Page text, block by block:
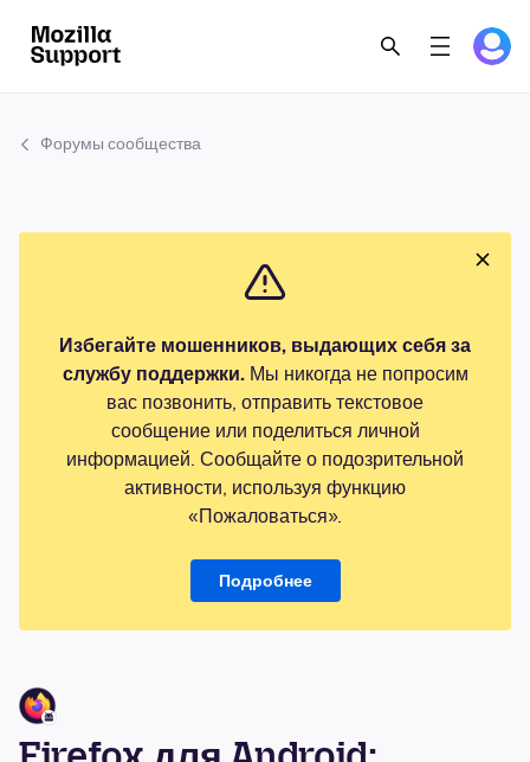
Форумы сообщества
Избегайте мошенников, выдающих себя за
службу поддержки.Мы никогда не попросим
вас позвонить, отправить текстовое
сообщение или поделиться личной
информацией. Сообщайте о подозрительной
активности, используя функцию
«Пожаловаться».
Подробнее